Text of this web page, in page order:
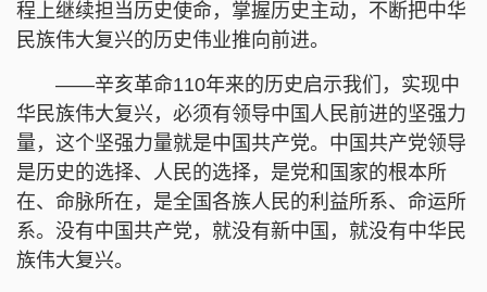
程上继续担当历史使命，掌握历史主动，不断把中华
民族伟大复兴的历史伟业推向前进。
——辛亥革命110年来的历史启示我们，实现中
华民族伟大复兴，必须有领导中国人民前进的坚强力
量，这个坚强力量就是中国共产党。中国共产党领导
是历史的选择、人民的选择，是党和国家的根本所
在、命脉所在，是全国各族人民的利益所系、命运所
系。没有中国共产党，就没有新中国，就没有中华民
族伟大复兴。